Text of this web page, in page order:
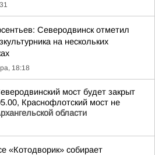
Северодвинск отметил
на нескольких
18:18
мост будет закрыт
Краснофлотский мост не
области
«Котодворик» собирает